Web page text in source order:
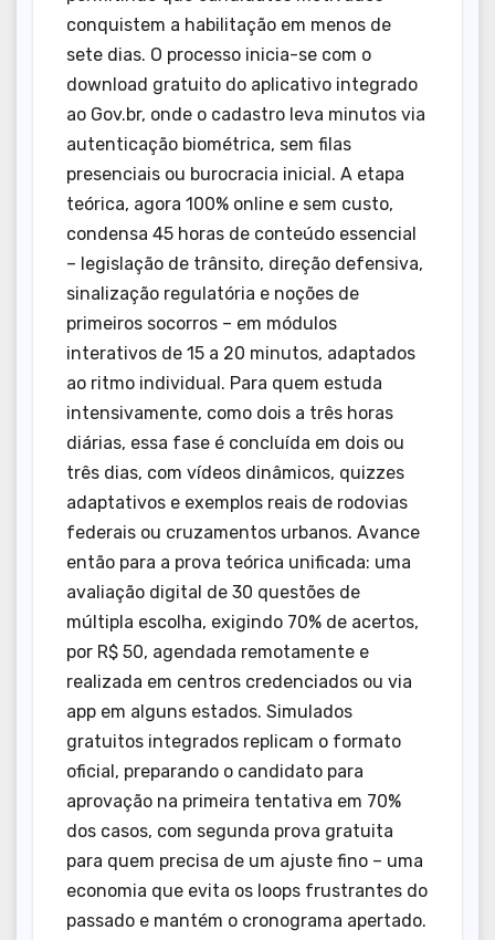
conquistem a habilitação em menos de
sete dias. O processo inicia-se com o
download gratuito do aplicativo integrado
ao Gov.br, onde o cadastro leva minutos via
autenticação biométrica, sem filas
presenciais ou burocracia inicial. A etapa
teórica, agora 100% online e sem custo,
condensa 45 horas de conteúdo essencial
– legislação de trânsito, direção defensiva,
sinalização regulatória e noções de
primeiros socorros – em módulos
interativos de 15 a 20 minutos, adaptados
ao ritmo individual. Para quem estuda
intensivamente, como dois a três horas
diárias, essa fase é concluída em dois ou
três dias, com vídeos dinâmicos, quizzes
adaptativos e exemplos reais de rodovias
federais ou cruzamentos urbanos. Avance
então para a prova teórica unificada: uma
avaliação digital de 30 questões de
múltipla escolha, exigindo 70% de acertos,
por R$ 50, agendada remotamente e
realizada em centros credenciados ou via
app em alguns estados. Simulados
gratuitos integrados replicam o formato
oficial, preparando o candidato para
aprovação na primeira tentativa em 70%
dos casos, com segunda prova gratuita
para quem precisa de um ajuste fino – uma
economia que evita os loops frustrantes do
passado e mantém o cronograma apertado.